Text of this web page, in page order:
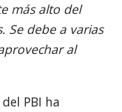
más alto del
Se debe a varias
al
PBI ha